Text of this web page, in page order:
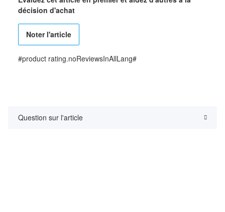
décision d'achat
Noter l'article
#product rating.noReviewsInAllLang#
Question sur l'article